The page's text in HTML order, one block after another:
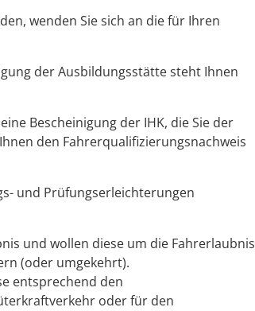
wenden Sie sich an die für Ihren
der Ausbildungsstätte steht Ihnen
Bescheinigung der IHK, die Sie der
den Fahrerqualifizierungsnachweis
und Prüfungserleichterungen
und wollen diese um die Fahrerlaubnis
(oder umgekehrt).
entsprechend den
oder für den